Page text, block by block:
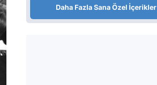
Daha Fazla Sana Özel İçerikler